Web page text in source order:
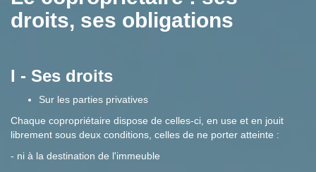
droits, ses obligations
I - Ses droits
Sur les parties privatives
Chaque copropriétaire dispose de celles-ci, en use et en jouit
librement sous deux conditions, celles de ne porter atteinte :
- ni à la destination de l'immeuble